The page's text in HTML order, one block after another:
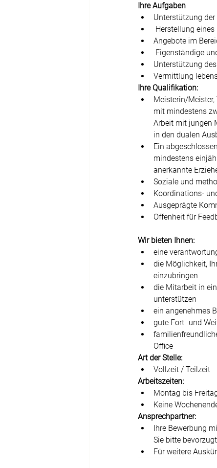
Ihre Aufgaben
Unterstützung
Herstellung
Angebote im
Eigenständige
Unterstützung
Vermittlung
Ihre Qualifikation:
Meisterin/
mit mindestens
Arbeit mit jungen
in den dualen
Ein
mindestens
anerkannte
Soziale und
Koordinations-
Ausgeprägte
Offenheit für
Wir bieten Ihnen:
eine
die Möglichkeit,
einzubringen
die Mitarbeit in
unterstützen
ein angenehmes
gute Fort- und
Office
Art der Stelle:
Vollzeit / Teilzeit
Arbeitszeiten:
Montag bis
Keine
Ansprechpartner:
Ihre Bewerbung
Sie bitte
Für weitere